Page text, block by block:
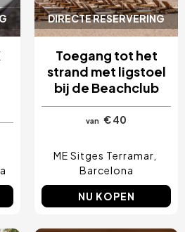
DIRECTE RESERVERING
Toegang tot het
strand met ligstoel
bij de Beachclub
van € 40
ME Sitges Terramar
Barcelona
NU KOPEN